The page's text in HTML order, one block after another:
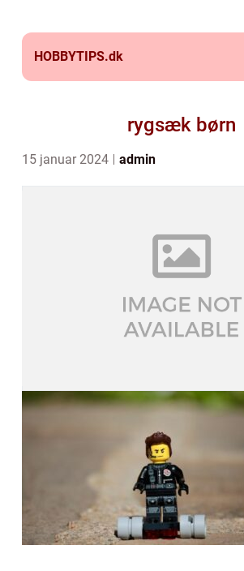
HOBBYTIPS.dk
rygsæk børn
15 januar 2024 admin